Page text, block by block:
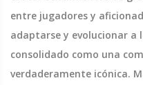
entre jugadores y
adaptarse y evolucionar a
consolidado como una
verdaderamente icónica.